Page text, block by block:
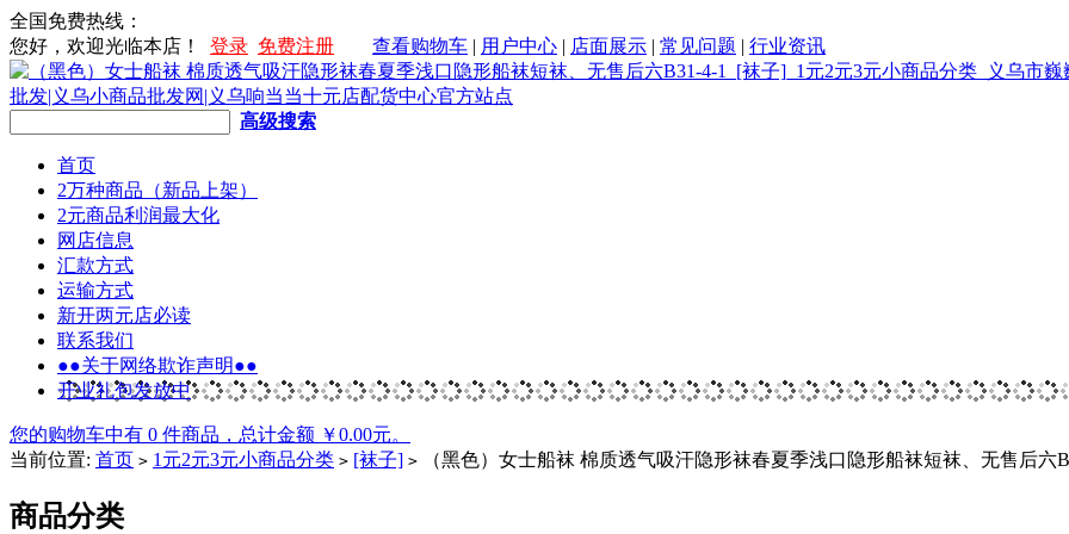
全国免费热线：
您好，欢迎光临本店！
登录 免费注册 查看购物车 | 用户中心 | 店面展示 | 常见问题 | 行业资讯
高级搜索
首页
2万种商品（新品上架）
2元商品利润最大化
网店信息
汇款方式
运输方式
新开两元店必读
联系我们
●●关于网络欺诈声明●●
开业礼包发放中
您的购物车中有 0 件商品，总计金额 ￥0.00元。
当前位置: 首页 > 1元2元3元小商品分类 > [袜子] > （黑色）女士船袜 棉质透气吸汗隐形袜春夏季浅口隐形船袜短袜、无售后六
商品分类